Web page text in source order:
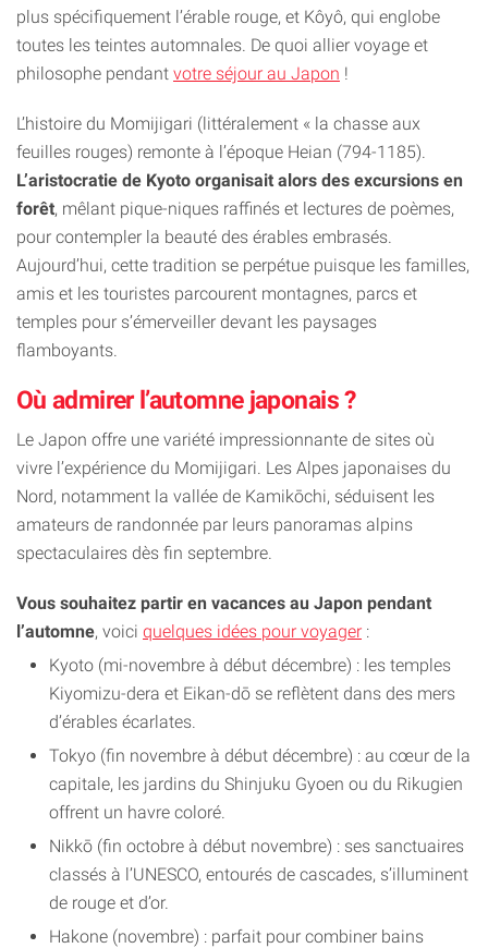
plus spécifiquement l’érable rouge, et Kôyô, qui englobe
toutes les teintes automnales. De quoi allier voyage et
philosophe pendant votre séjour au Japon !
L’histoire du Momijigari (littéralement « la chasse aux
feuilles rouges) remonte à l’époque Heian (794-1185).
L’aristocratie de Kyoto organisait alors des excursions en
forêt, mêlant pique-niques raffinés et lectures de poèmes,
pour contempler la beauté des érables embrasés.
Aujourd’hui, cette tradition se perpétue puisque les familles,
amis et les touristes parcourent montagnes, parcs et
temples pour s’émerveiller devant les paysages
flamboyants.
Où admirer l’automne japonais ?
Le Japon offre une variété impressionnante de sites où
vivre l’expérience du Momijigari. Les Alpes japonaises du
Nord, notamment la vallée de Kamikōchi, séduisent les
amateurs de randonnée par leurs panoramas alpins
spectaculaires dès fin septembre.
Vous souhaitez partir en vacances au Japon pendant
l’automne, voici quelques idées pour voyager :
Kyoto (mi-novembre à début décembre) : les temples
Kiyomizu-dera et Eikan-dō se reflètent dans des mers
d’érables écarlates.
Tokyo (fin novembre à début décembre) : au cœur de la
capitale, les jardins du Shinjuku Gyoen ou du Rikugien
offrent un havre coloré.
Nikkō (fin octobre à début novembre) : ses sanctuaires
classés à l’UNESCO, entourés de cascades, s’illuminent
de rouge et d’or.
Hakone (novembre) : parfait pour combiner bains